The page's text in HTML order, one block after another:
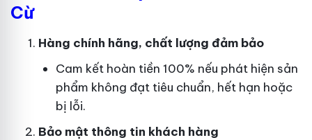
Cừ
Hàng chính hãng, chất lượng đảm bảo
Cam kết hoàn tiền 100% nếu phát hiện sản
phẩm không đạt tiêu chuẩn, hết hạn hoặc
bị lỗi.
Bảo mật thông tin khách hàng